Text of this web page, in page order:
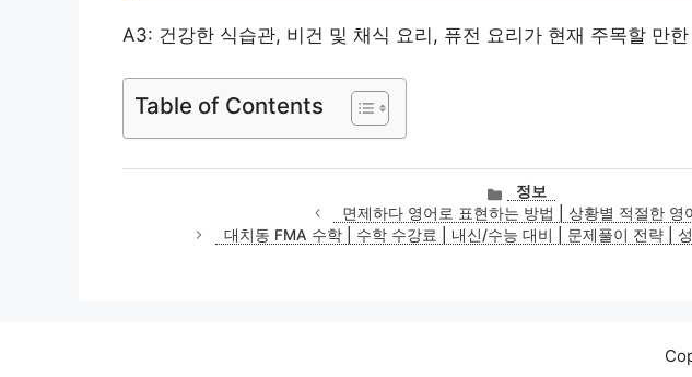
A3: 건강한 식습관, 비건 및 채식 요리, 퓨전 요리가 현재 주목할 만
Table of Contents
카
테
고
정보
면제하다 영어로 표현하는 방법 | 상황별 적절한 영
대치동 FMA 수학 | 수학 수강료 | 내신/수능 대비 | 문제풀이 전략 |